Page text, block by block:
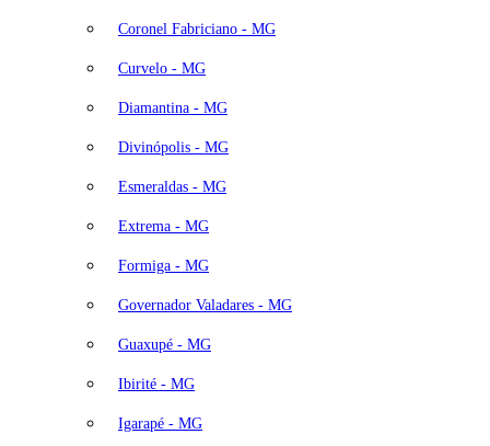
Coronel Fabriciano - MG
Curvelo - MG
Diamantina - MG
Divinópolis - MG
Esmeraldas - MG
Extrema - MG
Formiga - MG
Governador Valadares - MG
Guaxupé - MG
Ibirité - MG
Igarapé - MG